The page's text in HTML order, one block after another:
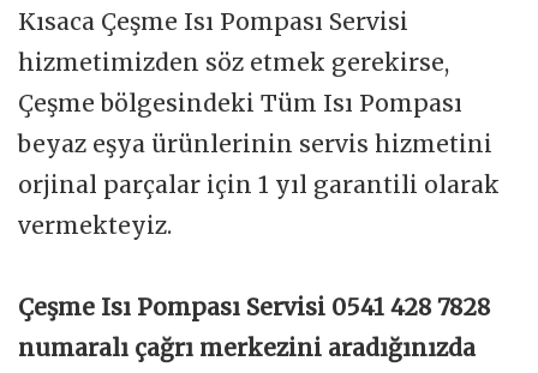
Kısaca Çeşme Isı Pompası Servisi
hizmetimizden söz etmek gerekirse,
Çeşme bölgesindeki Tüm Isı Pompası
beyaz eşya ürünlerinin servis hizmetini
orjinal parçalar için 1 yıl garantili olarak
vermekteyiz.
Çeşme Isı Pompası Servisi 0541 428 7828
numaralı çağrı merkezini aradığınızda